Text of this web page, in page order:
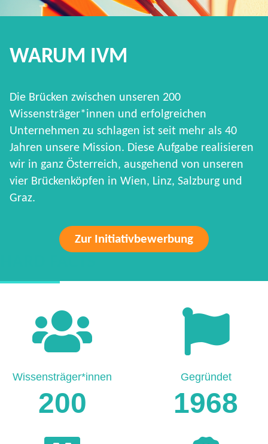
WARUM IVM
Die Brücken zwischen unseren 200
Wissensträger*innen und erfolgreichen
Unternehmen zu schlagen ist seit mehr als 40
Jahren unsere Mission. Diese Aufgabe realisieren
wir in ganz Österreich, ausgehend von unseren
vier Brückenköpfen in Wien, Linz, Salzburg und
Graz.
Zur Initiativbewerbung
200
Wissensträger*innen
1968
Gegründet